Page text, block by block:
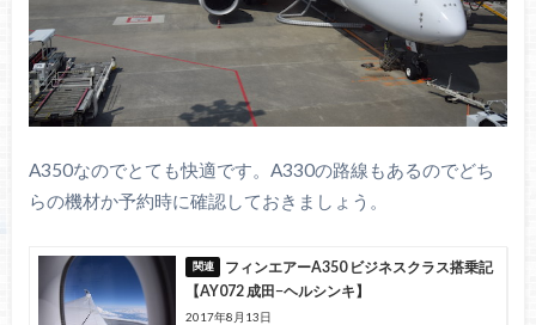
A350なのでとても快適です。A330の路線もあるのでどち
らの機材か予約時に確認しておきましょう。
フィンエアーA350 ビジネスクラス搭乗記
【AY072 成田−ヘルシンキ】
2017年8月13日